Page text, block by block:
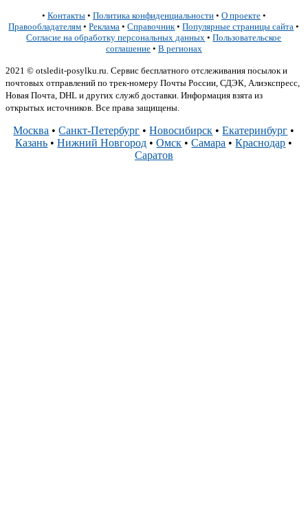
• Контакты • Политика конфиденциальности • О проекте •
Правообладателям •Реклама •Справочник•Популярные страницы сайта •
Согласие на обработку персональных данных •Пользовательское
соглашение • В регионах
2021 © otsledit-posylku.ru. Сервис бесплатного отслеживания посылок и
почтовых отправлений по трек-номеру Почты России, СДЭК, Алиэкспресс,
Новая Почта, DHL и других служб доставки. Информация взята из
открытых источников. Все права защищены.
Москва •Санкт-Петербург •Новосибирск •Екатеринбург •
Казань •Нижний Новгород •Омск •Самара •Краснодар •
Саратов